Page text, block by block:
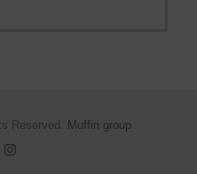
Reserved. Muffin group